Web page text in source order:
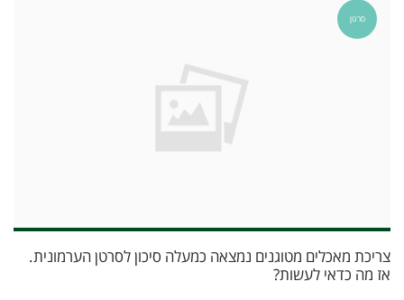
סרטן
צריכת מאכלים מטוגנים נמצאה כמעלה סיכון לסרטן הערמונית.
אז מה כדאי לעשות?